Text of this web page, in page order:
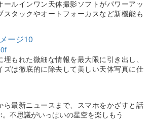
ールインワン天体撮影ソフトがパワーアッ
スタックやオートフォーカスなど新機能も
ージ10
埋もれた微細な情報を最大限に引き出し、
ズは徹底的に除去して美しい天体写真に仕
ら最新ニュースまで、スマホをかざすと話
。不思議がいっぱいの星空を楽しもう